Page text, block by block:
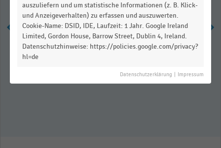
Monatliche Umsatzentwicklung im
auszuliefern und um statistische Informationen (z. B. Klick-
und Anzeigeverhalten) zu erfassen und auszuwerten.
Cookie-Name: DSID, IDE, Laufzeit: 1 Jahr. Google Ireland
Limited, Gordon House, Barrow Street, Dublin 4, Ireland.
Datenschutzhinweise: https://policies.google.com/privacy?
hl=de
Datenschutzerklärung Impressum